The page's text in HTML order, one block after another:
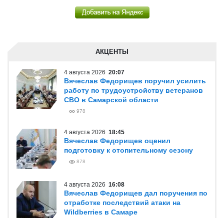
АКЦЕНТЫ
4 августа 2026 20:07
Вячеслав Федорищев поручил усилить
работу по трудоустройству ветеранов
СВО в Самарской области
978
4 августа 2026 18:45
Вячеслав Федорищев оценил
подготовку к отопительному сезону
878
4 августа 2026 16:08
Вячеслав Федорищев дал поручения по
отработке последствий атаки на
Wildberries в Самаре